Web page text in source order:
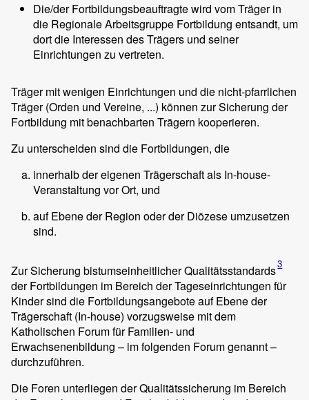
Die/der Fortbildungsbeauftragte wird vom Träger in
die Regionale Arbeitsgruppe Fortbildung entsandt, um
dort die Interessen des Trägers und seiner
Einrichtungen zu vertreten.
Träger mit wenigen Einrichtungen und die nicht-pfarrlichen
Träger (Orden und Vereine, ...) können zur Sicherung der
Fortbildung mit benachbarten Trägern kooperieren.
Zu unterscheiden sind die Fortbildungen, die
innerhalb der eigenen Trägerschaft als In-house-
Veranstaltung vor Ort, und
auf Ebene der Region oder der Diözese umzusetzen
sind.
Zur Sicherung bistumseinheitlicher Qualitätsstandards3
der Fortbildungen im Bereich der Tageseinrichtungen für
Kinder sind die Fortbildungsangebote auf Ebene der
Trägerschaft (In-house) vorzugsweise mit dem
Katholischen Forum für Familien- und
Erwachsenenbildung – im folgenden Forum genannt –
durchzuführen.
Die Foren unterliegen der Qualitätssicherung im Bereich